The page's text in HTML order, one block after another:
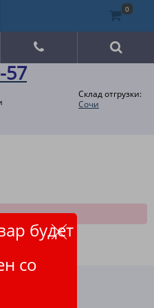
57
Склад отгрузки:
Сочи
будет
со
0